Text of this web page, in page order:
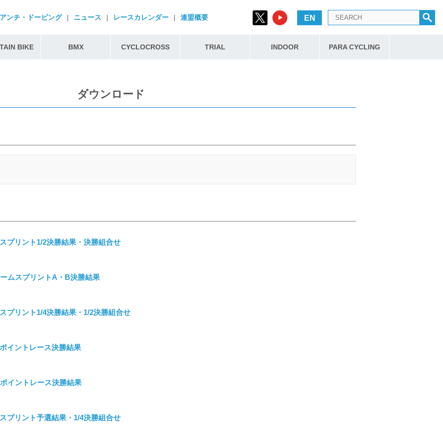
アンチ・ドーピング | ニュース | レースカレンダー | 連盟概要 EN
BIKE BMX CYCLOCROSS TRIAL INDOOR PARA CYCLING
ダウンロード
プリント1/2決勝結果・決勝組合せ
ムスプリントA・B決勝結果
プリント1/4決勝結果・1/2決勝組合せ
イントレース決勝結果
イントレース決勝結果
プリント予選結果・1/4決勝組合せ